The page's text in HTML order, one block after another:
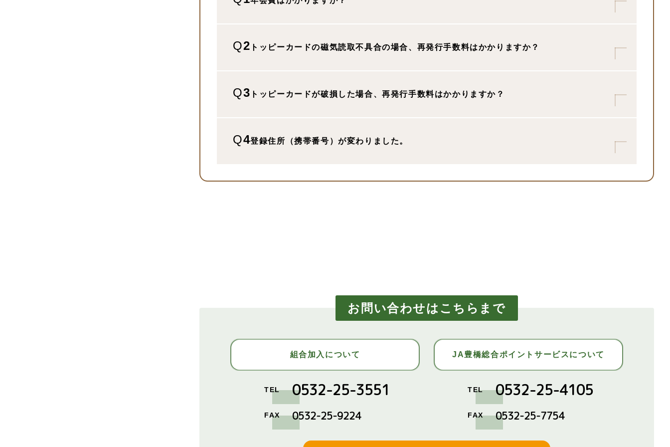
Q2 トッピーカードの​磁気読取不具合の​場合、​再発行手数料は​かかりますか？
Q3 トッピーカードが​破損した​場合、​再発行手数料は​かかりますか？
Q4登録住所​（携帯番号）が​変わりました。
お問い合わせはこちらまで
組合加入について
TEL 0532-25-3551
FAX 0532-25-9224
JA豊橋総合ポイントサービスについて
TEL 0532-25-4105
FAX 0532-25-7754